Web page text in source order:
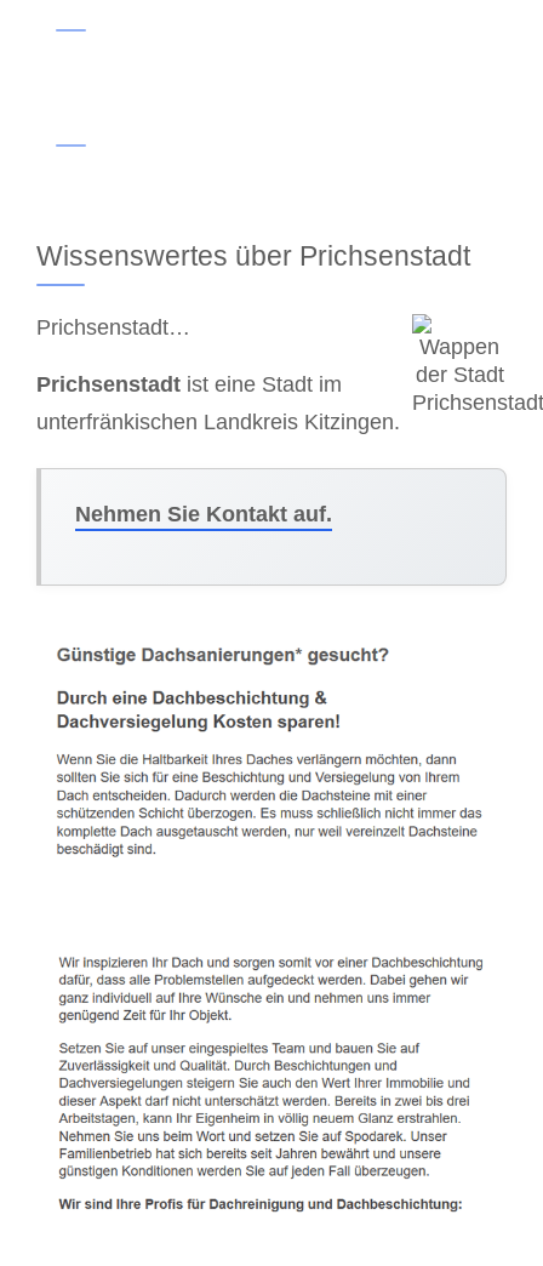
Wissenswertes über Prichsenstadt
Prichsenstadt…
Prichsenstadt ist eine Stadt im
unterfränkischen Landkreis Kitzingen.
Nehmen Sie Kontakt auf.